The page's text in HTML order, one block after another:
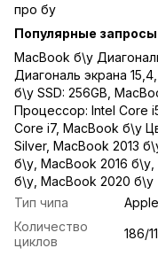
про бу
Популярные
MacBook б\у
Диагональ экрана 15,4
б\у SSD: 256GB
Процессор: Intel Core
Core i7, MacBook б\у
Silver, MacBook 2013
б\у MacBook 2016 б\у
б\у MacBook 2020 б\у
Тип чипа
Количество
циклов
186/